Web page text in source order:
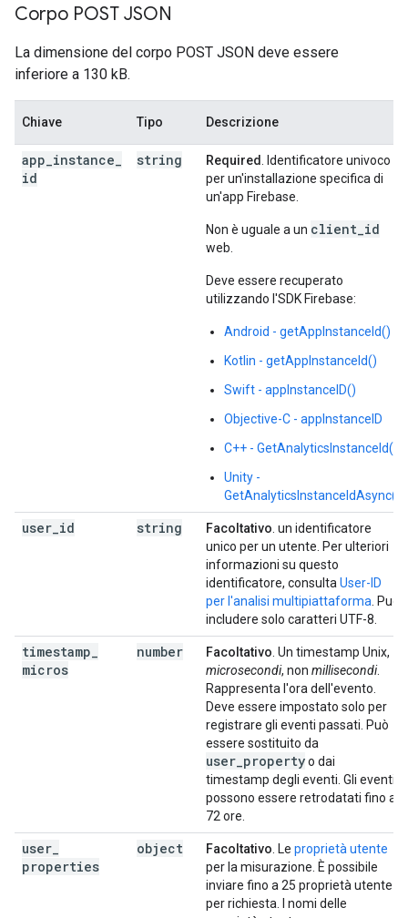
Corpo POST JSON
La dimensione del corpo POST JSON deve essere
inferiore a 130 kB.
Chiave Tipo Descrizione
app instance
id
string Required
. Identificatore univoco
per un'installazione specifica di
un'app Firebase.
Non è uguale a un client_id
web.
Deve essere recuperato
utilizzando l'SDK Firebase:
Android - getAppInstanceId()
Kotlin - getAppInstanceId()
Swift - appInstanceID()
Objective-C - appInstanceID
C++ - GetAnalyticsInstanceId()
Unity -
GetAnalyticsInstanceIdAsync()
user id string Facoltativo . un identificatore
unico per un utente. Per ulteriori
informazioni su questo
identificatore, consulta User-ID
per l'analisi multipiattaforma . Può
includere solo caratteri UTF-8.
timestamp
micros
number Facoltativo . Un timestamp Unix,
microsecondi, non millisecondi.
Rappresenta l'ora dell'evento.
Deve essere impostato solo per
registrare gli eventi passati. Può
essere sostituito da
user_propertyo dai
timestamp degli eventi. Gli eventi
possono essere retrodatati fino a
72 ore.
user
properties
object Facoltativo . Le proprietà utente
per la misurazione. È possibile
inviare fino a 25 proprietà utente
per richiesta. I nomi delle